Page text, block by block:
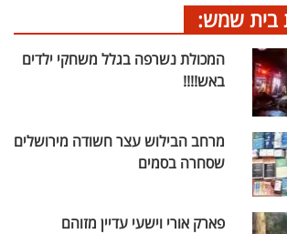
בית שמש:
המכולת נשרפה בגלל משחקי ילדים
באש!!!!
מרחב הבילוש עצר חשודה מירושלים
שסחרה בסמים
פארק אורי וישעי עדיין מזוהם